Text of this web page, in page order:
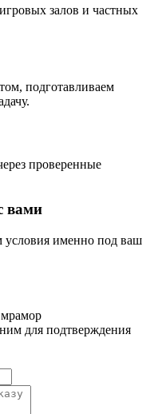
залов и частных
подготавливаем
проверенные
вами
условия именно под ваш
для подтверждения